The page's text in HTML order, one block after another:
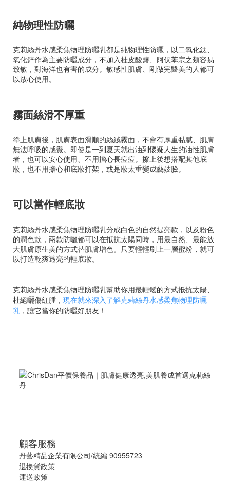
純物理性防曬
克莉絲丹水感柔焦物理防曬乳都是純物理性防曬，以二氧化鈦、
氧化鋅作為主要防曬成分，不加入桂皮酸鹽、阿伏苯宗之類容易
致敏，對海洋也有害的成分。敏感性肌膚、剛做完醫美的人都可
以放心使用。
霧面絲滑不厚重
塗上肌膚後，肌膚表面滑順的絲絨霧面，不會有厚重黏膩、肌膚
無法呼吸的感覺。即使是一到夏天就出油到懷疑人生的油性肌膚
者，也可以安心使用、不用擔心長痘痘。擦上後想搭配其他底
妝，也不用擔心和底妝打架，或是妝太重變成藝妓臉。
可以當作輕底妝
克莉絲丹水感柔焦物理防曬乳分成白色的自然提亮款，以及粉色
的潤色款，兩款防曬都可以在抵抗太陽同時，用最自然、最能放
大肌膚原生美的方式替肌膚增色。只要輕輕刷上一層蜜粉，就可
以打造乾爽透亮的輕底妝。
克莉絲丹水感柔焦物理防曬乳幫助你用最輕鬆的方式抵抗太陽、
杜絕曬傷紅腫， 現在就來深入了解克莉絲丹水感柔焦物理防曬
乳 ，讓它當你的防曬好朋友！
顧客服務
丹藝精品企業有限公司/統編 90955723
退換貨政策
運送政策